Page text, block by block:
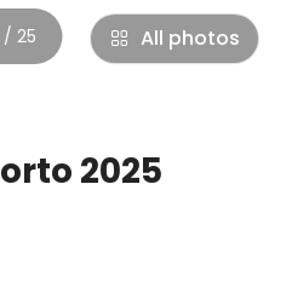
/ 25 All photos
2025